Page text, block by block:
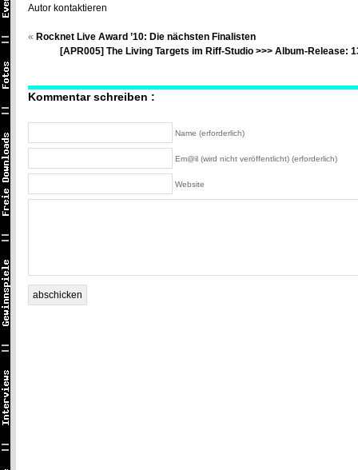
Autor kontaktieren
« Rocknet Live Award ’10: Die nächsten Finalisten
[APR005] The Living Targets im Riff-Studio >>> Album-Release:
Kommentar schreiben :
Name (erforderlich)
Em@il (wird nicht veröffentlicht) (erforderlich)
Website